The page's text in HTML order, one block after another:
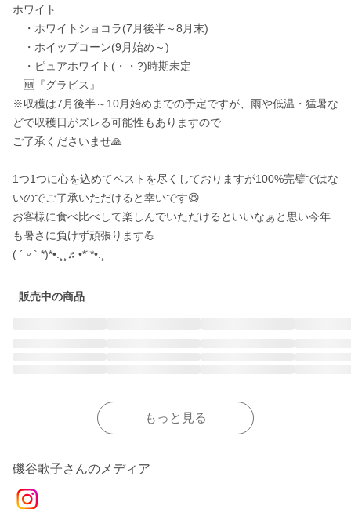
ホワイト
・ホワイトショコラ(7月後半～8月末)
・ホイップコーン(9月始め～)
・ピュアホワイト(・・?)時期未定
🆕️『グラビス』
※収穫は7月後半～10月始めまでの予定ですが、雨や低温・猛暑な
どで収穫日がズレる可能性もありますので
ご了承くださいませ🙏
1つ1つに心を込めてベストを尽くしておりますが100%完璧ではな
いのでご了承いただけると幸いです😆
お客様に食べ比べして楽しんでいただけるといいなぁと思い今年
も暑さに負けず頑張ります💪
販売中の商品
もっと見る
磯谷歌子さんのメディア